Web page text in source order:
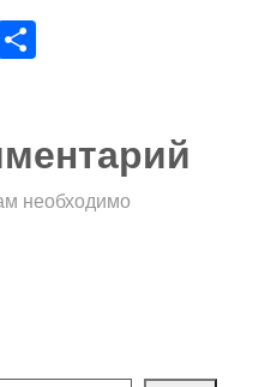
Odnoklassniki
необходимо